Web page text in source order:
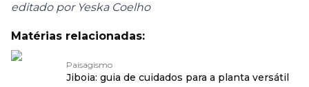
editado por Yeska Coelho
Matérias relacionadas:
Paisagismo
Jiboia: guia de cuidados para a planta versátil